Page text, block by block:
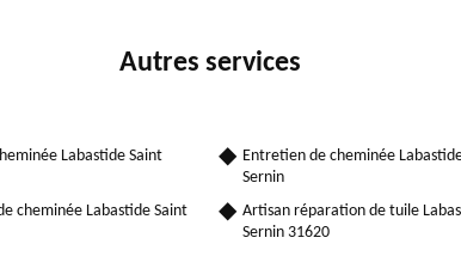
Autres services
Labastide Saint
cheminée Labastide Saint
Entretien de cheminée
Sernin
Artisan réparation de tuile
Sernin 31620